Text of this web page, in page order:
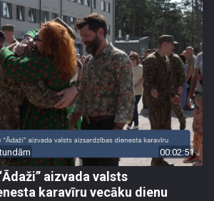
00:02:51
aizvada valsts
karavīru vecāku dienu